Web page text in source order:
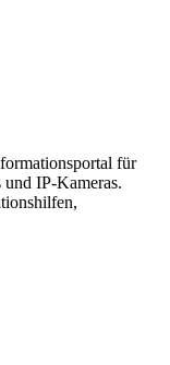
für
IP-Kameras.